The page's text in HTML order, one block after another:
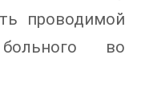
проводимой
во